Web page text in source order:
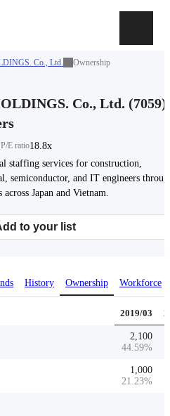
Co., Ltd. Ownership
Co., Ltd. (7059)
P/E ratio18.8x
staffing services for construction,
semiconductor, and IT engineers
across Japan and Vietnam.
to your list
History Ownership Workforce
2019/03
2,100
44.59%
1,000
21.23%